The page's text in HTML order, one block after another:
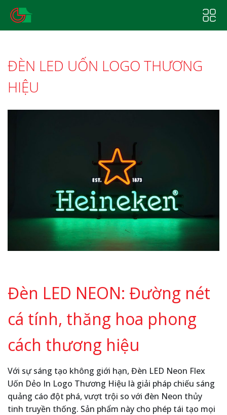
ĐÈN LED UỐN LOGO THƯƠNG
HIỆU
Đèn LED NEON: Đường nét
cá tính, thăng hoa phong
cách thương hiệu
Với sự sáng tạo không giới hạn, Đèn LED Neon Flex
Uốn Dẻo In Logo Thương Hiệu là giải pháp chiếu sáng
quảng cáo đột phá, vượt trội so với đèn Neon thủy
tinh truyền thống. Sản phẩm này cho phép tái tạo mọi